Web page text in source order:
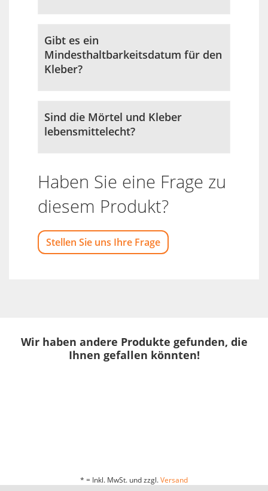
Gibt es ein
Mindesthaltbarkeitsdatum für den
Kleber?
Sind die Mörtel und Kleber
lebensmittelecht?
Haben Sie eine Frage zu
diesem Produkt?
Stellen Sie uns Ihre Frage
Wir haben andere Produkte gefunden, die
Ihnen gefallen könnten!
* = Inkl. MwSt. und zzgl.Versand